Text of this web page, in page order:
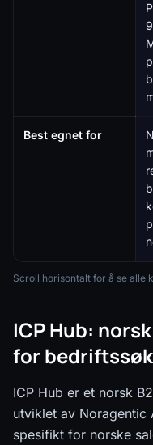
Best egnet for
Scroll horisontalt for å se alle
ICP Hub:
for
ICP Hub er et norsk
utviklet av Noragentic
spesifikt for norske